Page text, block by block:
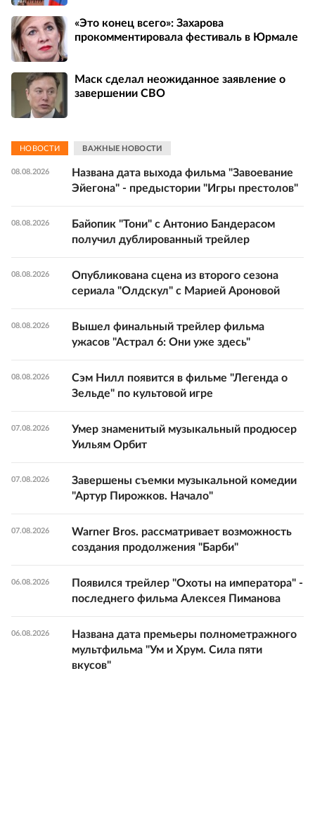
«Это конец всего»: Захарова
прокомментировала фестиваль в Юрмале
Маск сделал неожиданное заявление о
завершении СВО
НОВОСТИ ВАЖНЫЕ НОВОСТИ
08.08.2026
Названа дата выхода фильма "Завоевание
Эйегона" - предыстории "Игры престолов"
08.08.2026
Байопик "Тони" с Антонио Бандерасом
получил дублированный трейлер
08.08.2026
Опубликована сцена из второго сезона
сериала "Олдскул" с Марией Ароновой
08.08.2026
Вышел финальный трейлер фильма
ужасов "Астрал 6: Они уже здесь"
08.08.2026
Сэм Нилл появится в фильме "Легенда о
Зельде" по культовой игре
07.08.2026
Умер знаменитый музыкальный продюсер
Уильям Орбит
07.08.2026
Завершены съемки музыкальной комедии
"Артур Пирожков. Начало"
07.08.2026
Warner Bros. рассматривает возможность
создания продолжения "Барби"
06.08.2026
Появился трейлер "Охоты на императора" -
последнего фильма Алексея Пиманова
06.08.2026
Названа дата премьеры полнометражного
мультфильма "Ум и Хрум. Сила пяти
вкусов"